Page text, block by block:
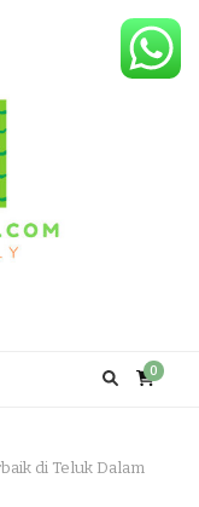
0
di Teluk Dalam